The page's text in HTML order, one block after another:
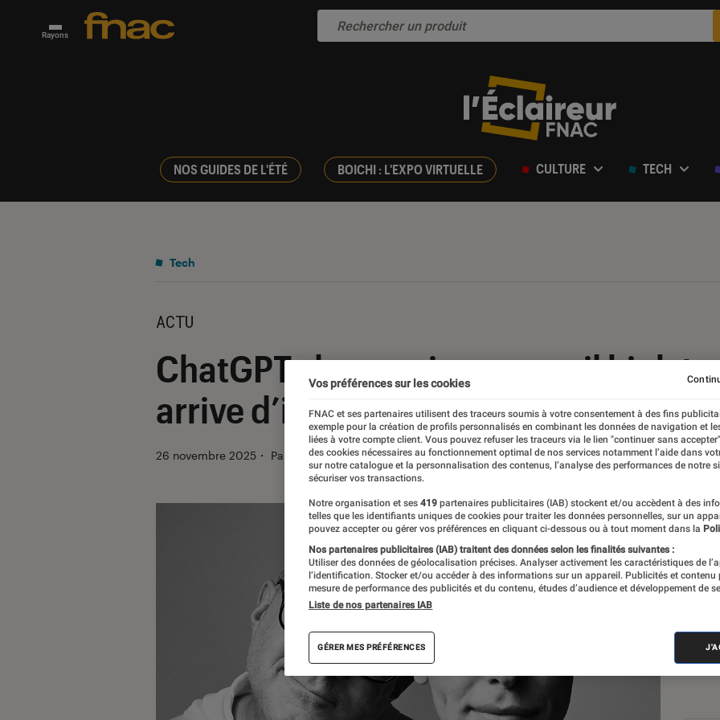
Rayons
NOS GUIDES DE L'ÉTÉ BOICHI : L'EXPO VIRTUELLE CULTURE TECH
Tech
ACTU
ChatGPT : le premier appareil high
arrive d’ici la fin 2027
26 novembre 2025 ・ Par Pierre Crochart
Vos préférences sur les cookies
FNAC et ses partenaires utilisent des traceurs soumis à votre consentement à des fins
exemple pour la création de profils personnalisés en combinant les données de navigation et
liées à votre compte client. Vous pouvez refuser les traceurs via le lien "continuer sans
des cookies nécessaires au fonctionnement optimal de nos services notamment l’aide dans
sur notre catalogue et la personnalisation des contenus, l’analyse des performances de notre
sécuriser vos transactions.
Notre organisation et ses 419 partenaires publicitaires (IAB) stockent et/ou accèdent à des
telles que les identifiants uniques de cookies pour traiter les données personnelles, sur un
pouvez accepter ou gérer vos préférences en cliquant ci-dessous ou à tout moment dans la
Nos partenaires publicitaires (IAB) traitent des données selon les finalités suivantes :
Utiliser des données de géolocalisation précises. Analyser activement les caractéristiques de
l’identification. Stocker et/ou accéder à des informations sur un appareil. Publicités et contenu
mesure de performance des publicités et du contenu, études d’audience et développement de
Liste de nos partenaires IAB
GÉRER MES PRÉFÉRENCES